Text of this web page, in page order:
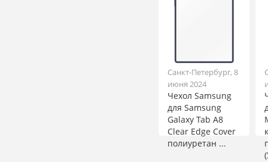
Санкт-Петербург, 8
июня 2024
Чехол Samsung
для Samsung
Galaxy Tab A8
Clear Edge Cover
полиуретан ...